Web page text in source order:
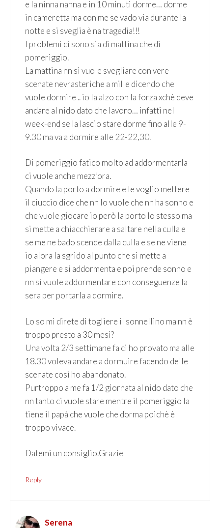
e la ninna nanna e in 10 minuti dorme… dorme
in cameretta ma con me se vado via durante la
notte e si sveglia è na tragedia!!!
I problemi ci sono sia di mattina che di
pomeriggio.
La mattina nn si vuole svegliare con vere
scenate nevrasteriche a mille dicendo che
vuole dormire .. io la alzo con la forza xchè deve
andare al nido dato che lavoro… infatti nel
week-end se la lascio stare dorme fino alle 9-
9.30 ma va a dormire alle 22-22,30.
Di pomeriggio fatico molto ad addormentarla
ci vuole anche mezz’ora.
Quando la porto a dormire e le voglio mettere
il ciuccio dice che nn lo vuole che nn ha sonno e
che vuole giocare io però la porto lo stesso ma
si mette a chiacchierare a saltare nella culla e
se me ne bado scende dalla culla e se ne viene
io alora la sgrido al punto che si mette a
piangere e si addormenta e poi prende sonno e
nn si vuole addormentare con conseguenze la
sera per portarla a dormire.
Lo so mi direte di togliere il sonnellino ma nn è
troppo presto a 30 mesi?
Una volta 2/3 settimane fa ci ho provato ma alle
18.30 voleva andare a dormuire facendo delle
scenate così ho abandonato.
Purtroppo a me fa 1/2 giornata al nido dato che
nn tanto ci vuole stare mentre il pomeriggio la
tiene il papà che vuole che dorma poichè è
troppo vivace.
Datemi un consiglio.Grazie
Reply
Serena